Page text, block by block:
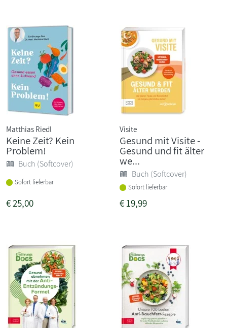
Matthias Riedl
Keine Zeit? Kein
Problem!
Buch (Softcover)
Sofort lieferbar
€25,00
Visite
Gesund mit Visite -
Gesund und fit älter
we...
Buch (Softcover)
Sofort lieferbar
€19,99